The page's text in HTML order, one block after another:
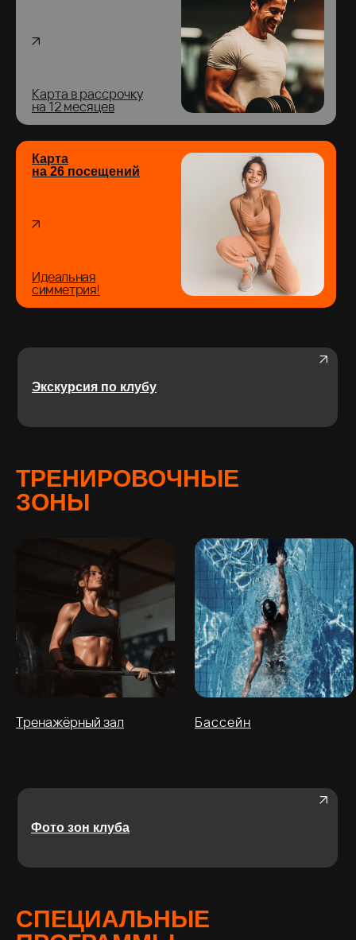
Идеальная
симметрия!
Карта
на 26 посещений
Карта в рассрочку
на 12 месяцев
Экскурсия по клубу
ТРЕНИРОВОЧНЫЕ
ЗОНЫ
Бассейн
Тренажёрный зал
Фото зон клуба
СПЕЦИАЛЬНЫЕ